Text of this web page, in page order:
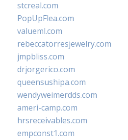
stcreal.com
PopUpFlea.com
valueml.com
rebeccatorresjewelry.com
jmpbliss.com
drjorgerico.com
queensushipa.com
wendyweimerdds.com
ameri-camp.com
hrsreceivables.com
empconst1.com